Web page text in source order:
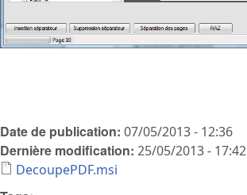
Date de publication: 07/05/2013 - 12:36
Dernière modification: 25/05/2013 - 17:42
DecoupePDF.msi